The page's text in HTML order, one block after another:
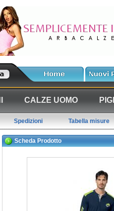
CALZE UOMO
Spedizioni Tabella misure
Scheda Prodotto